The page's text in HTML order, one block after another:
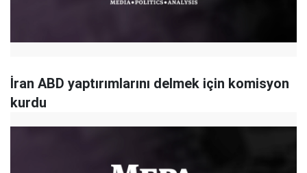
İran ABD yaptırımlarını delmek için komisyon
kurdu